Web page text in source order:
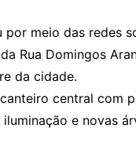
meio das redes
Rua Domingos
da cidade.
central com
e novas